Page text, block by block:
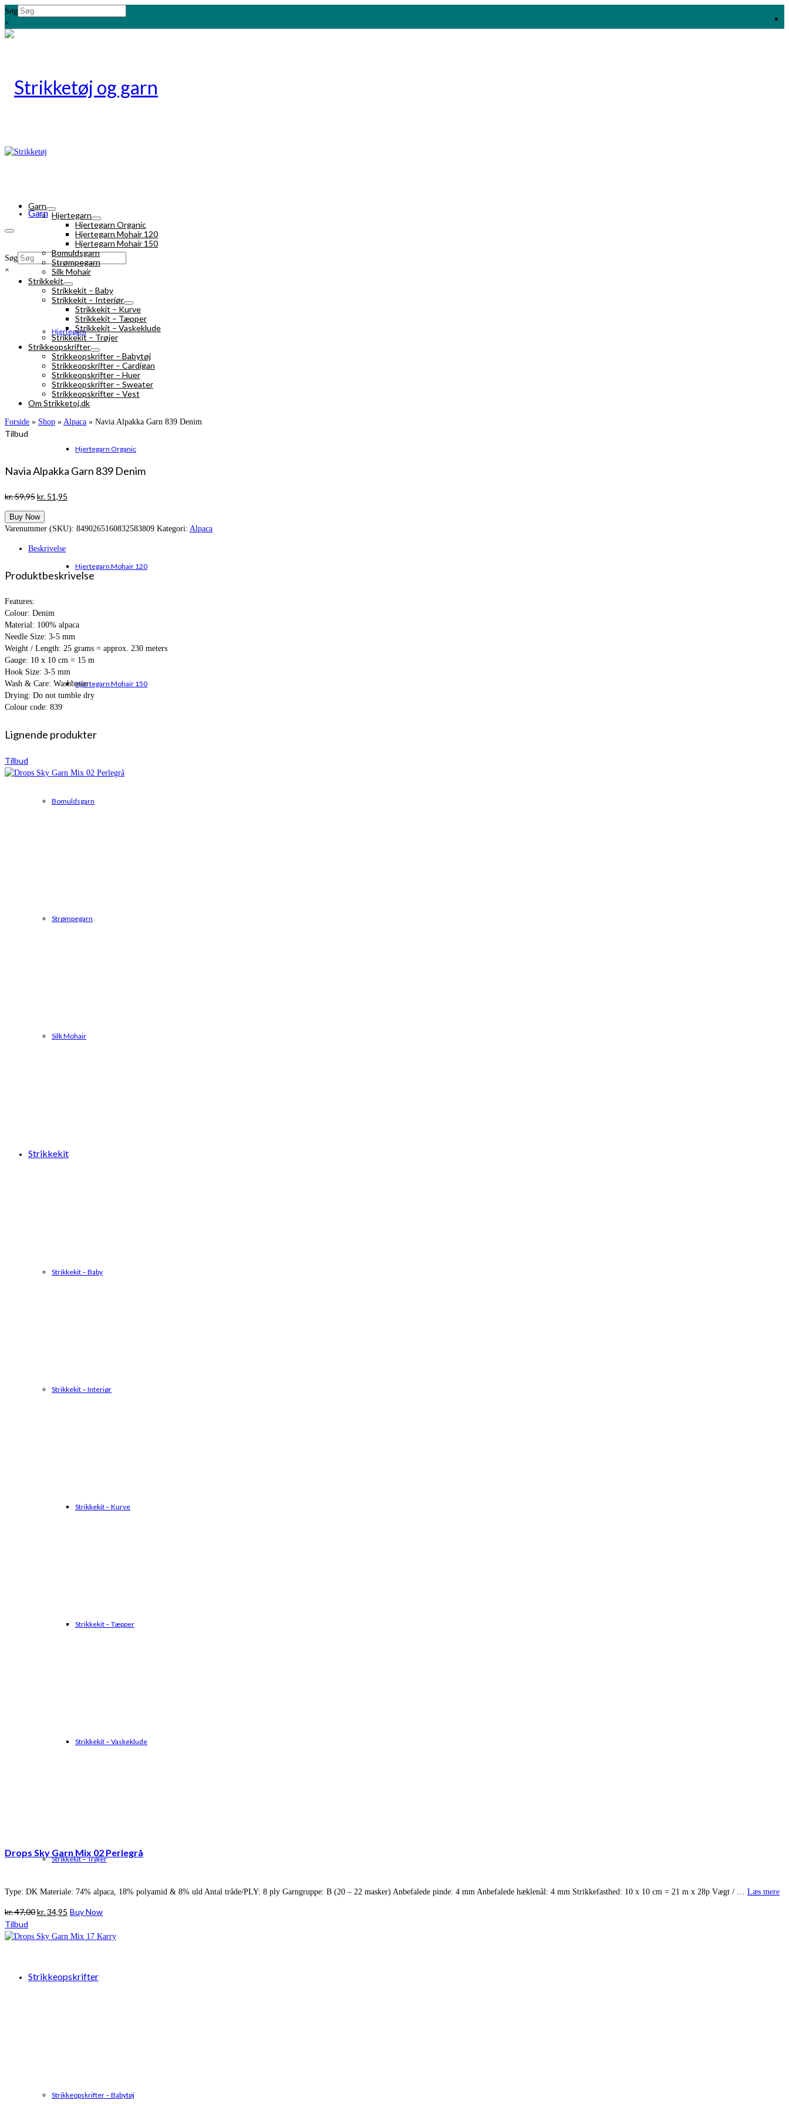
Søg
×
Garn
Hjertegarn
Hjertegarn Organic
Hjertegarn Mohair 120
Hjertegarn Mohair 150
Bomuldsgarn
Strømpegarn
Silk Mohair
Strikkekit
Strikkekit – Baby
Strikkekit – Interiør
Strikkekit – Kurve
Strikkekit – Tæpper
Strikkekit – Vaskeklude
Strikkekit – Trøjer
Strikkeopskrifter
Strikkeopskrifter – Babytøj
Søg
×
Garn
Hjertegarn
Hjertegarn Organic
Hjertegarn Mohair 120
Hjertegarn Mohair 150
Bomuldsgarn
Strømpegarn
Silk Mohair
Strikkekit
Strikkekit – Baby
Strikkekit – Interiør
Strikkekit – Kurve
Strikkekit – Tæpper
Strikkekit – Vaskeklude
Strikkekit – Trøjer
Strikkeopskrifter
Strikkeopskrifter – Babytøj
Strikkeopskrifter – Cardigan
Strikkeopskrifter – Huer
Strikkeopskrifter – Sweater
Strikkeopskrifter – Vest
Om Strikketoj.dk
Forside » Shop » Alpaca » Navia Alpakka Garn 839 Denim
Tilbud
Navia Alpakka Garn 839 Denim
kr.59,95Den
pris
var:
kr. 51,95
er:
Buy Now
Varenummer (SKU): 8490265160832583809 Kategori: Alpaca
Beskrivelse
Produktbeskrivelse
Features:
Colour: Denim
Material: 100% alpaca
Needle Size: 3-5 mm
Weight / Length: 25 grams = approx. 230 meters
Gauge: 10 x 10 cm = 15 m
Hook Size: 3-5 mm
Wash & Care: Washbasin
Drying: Do not tumble dry
Colour code: 839
Lignende produkter
Tilbud
Drops Sky Garn Mix 02 Perlegrå
Type: DK Materiale: 74% alpaca, 18% polyamid & 8% uld Antal tråde/PLY: 8 ply Garngruppe: B (20 – 22 masker) Anbefalede pinde: 4 mm Anbefalede hæklenål: 4 mm Strikkefasthed: 10 x 10 cm = 21 m x 28p Vægt / … Læs mere
kr.47,00Den
pris
kr.34,95 Den
pris
Buy Now
Tilbud